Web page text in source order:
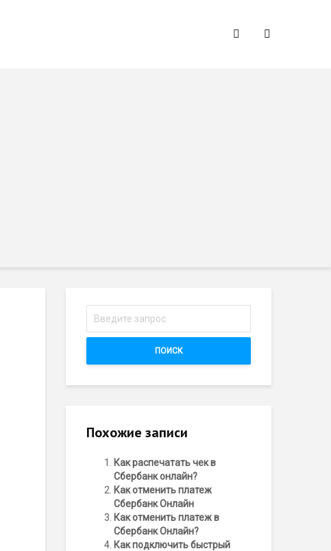
ПОИСК
Похожие записи
Как распечатать чек в
Сбербанк онлайн?
Как отменить платеж
Сбербанк Онлайн
Как отменить платеж в
Сбербанк Онлайн?
Как подключить быстрый